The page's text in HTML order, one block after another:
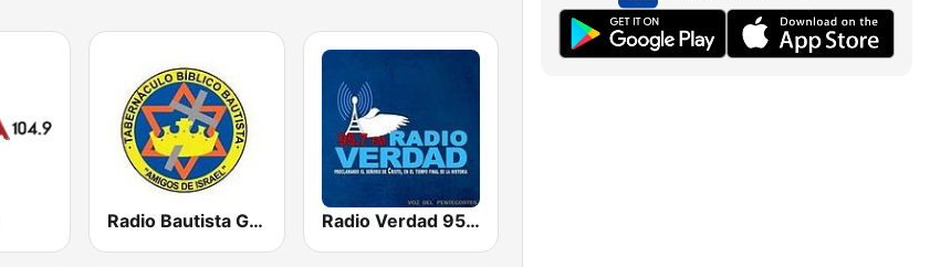
Radio Bautista Global 89.7 FM Radio Verdad 95.7 FM